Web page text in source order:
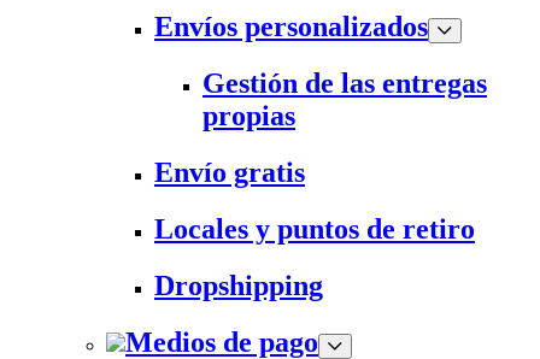
Envíos personalizados
Gestión de las entregas
propias
Envío gratis
Locales y puntos de retiro
Dropshipping
Medios de pago